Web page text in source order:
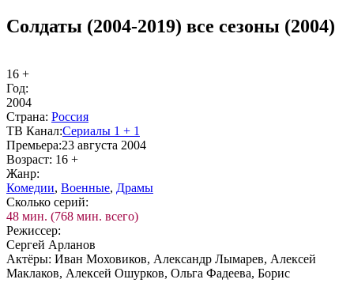
Солдаты (2004-2019) все сезоны (2004)
16 +
Год:
2004
Стра­на: Рос­сия
ТВ Ка­нал:Се­риа­лы 1 + 1
Пре­мье­ра:23 августа 2004
Воз­раст: 16 +
Жанр:
Ко­ме­дии, Во­ен­ные, Дра­мы
Сколь­ко се­рий:
48 мин. (768 мин. всего)
Ре­жис­сер:
Сергей Арланов
Ак­тё­ры: Иван Моховиков, Александр Лымарев, Алексей
Маклаков, Алексей Ошурков, Ольга Фадеева, Борис